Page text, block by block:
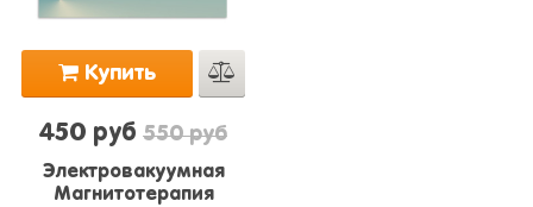
Купить
450 руб 550 руб
Электровакуумная
Магнитотерапия